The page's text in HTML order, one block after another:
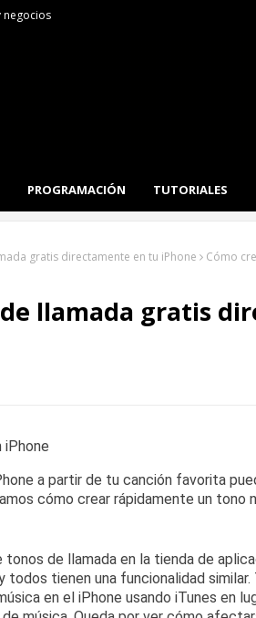
negocios
PROGRAMACIÓN TUTORIALES
gratis directamente en tu iPhone
Cómo
llamada gratis
a partir de tu canción favorita
cómo crear rápidamente un
de llamada en la tienda de
todos tienen una funcionalidad similar.
en el iPhone usando iTunes en